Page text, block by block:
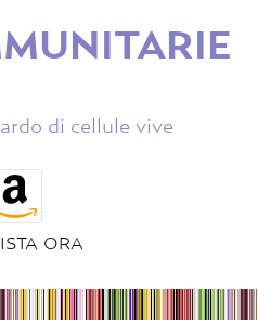
di cellule vive
ORA